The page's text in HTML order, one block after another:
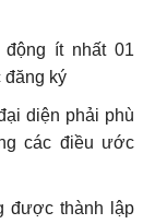
ít nhất 01
đăng ký
diện phải phù
các điều ước
được thành lập